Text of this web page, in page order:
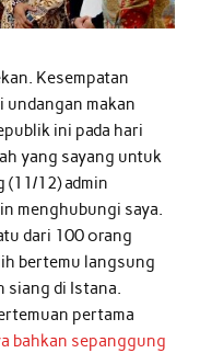
Kesempatan
makan
ini pada hari
yang sayang untuk
(11/12) admin
menghubungi saya.
dari 100 orang
bertemu langsung
siang di Istana.
pertama
bahkan sepanggung